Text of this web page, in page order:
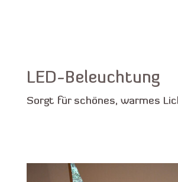
LED-Beleuchtung
Sorgt für schönes, warmes